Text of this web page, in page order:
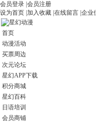
会员登录 会员注册
设为首页 加入收藏 在线留言 企业
首页
动漫活动
买票周边
次元论坛
星幻APP下载
积分商城
星幻百科
日语培训
会员商铺